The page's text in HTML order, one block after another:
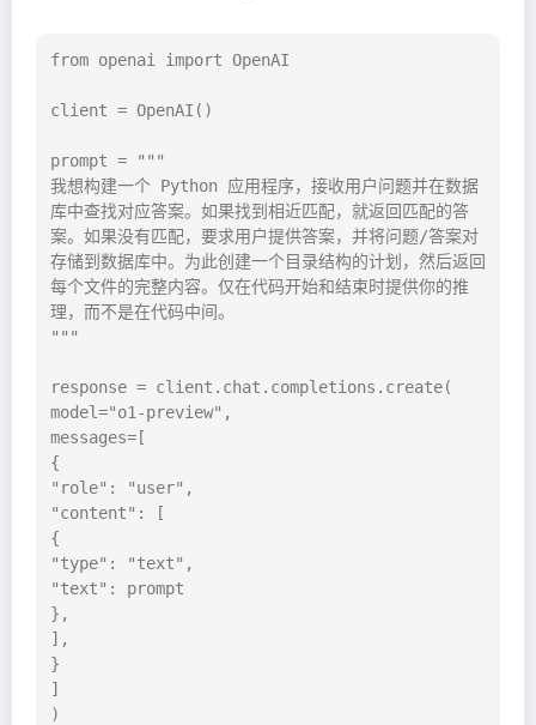
from openai import OpenAI
client = OpenAI()
prompt = """
我想构建一个 Python 应用程序，接收用户问题并在数据
库中查找对应答案。如果找到相近匹配，就返回匹配的答
案。如果没有匹配，要求用户提供答案，并将问题/答案对
存储到数据库中。为此创建一个目录结构的计划，然后返回
每个文件的完整内容。仅在代码开始和结束时提供你的推
理，而不是在代码中间。
"""
response = client.chat.completions.create(
model="o1-preview",
messages=[
{
"role": "user",
"content": [
{
"type": "text",
"text": prompt
},
],
}
]
)